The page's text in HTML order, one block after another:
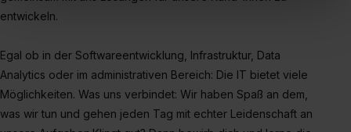
In diesem Fall sowie bei der separaten Aktivierung von
„Social Media und Marketing“ bist du auch damit
Inhalte (z.B. Videos oder Posts) angezeigt und hierfür
erforderliche personenbezogene Daten an Social Media
Dienste, ggfs. mit Sitz in den USA, übermittelt werden.
Eine Erlaubnis hierfür kannst du auch später noch im
entwickeln.
Egal ob in der Softwareentwicklung, Infrastruktur, Data
Analytics oder im administrativen Bereich: Die IT bietet viele
Möglichkeiten. Was uns verbindet: Wir haben Spaß an dem,
was wir tun und gehen jeden Tag mit echter Leidenschaft an